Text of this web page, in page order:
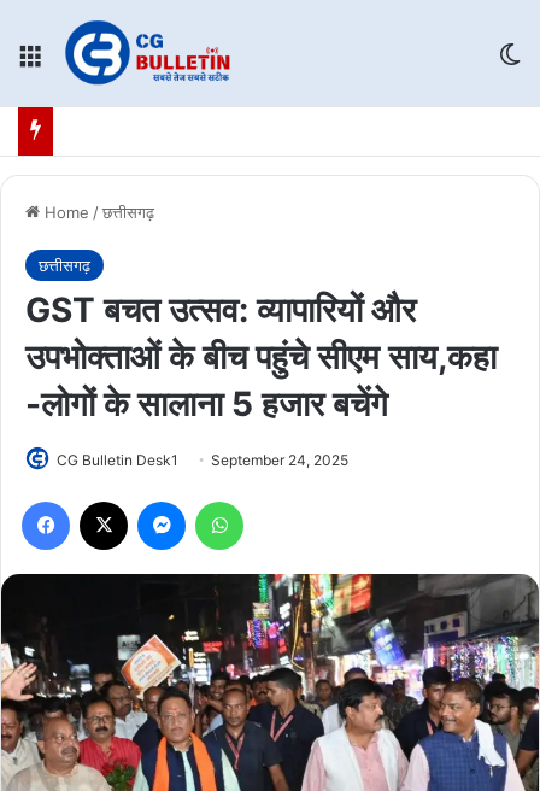
Menu
Home /छत्तीसगढ़
छत्तीसगढ़
GST बचत उत्सव: व्यापारियों और
उपभोक्ताओं के बीच पहुंचे सीएम साय,कहा
-लोगों के सालाना 5 हजार बचेंगे
CG Bulletin Desk1 September 24, 2025
Facebook Messenger